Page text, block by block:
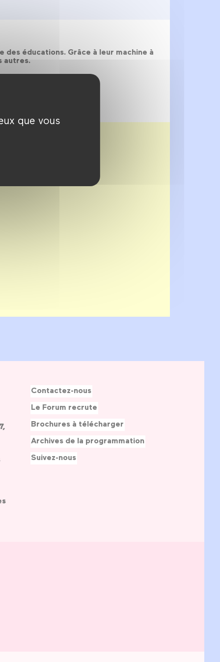
que vous
des éducations. Grâce à leur machine à
autres.
Contactez-nous
Le Forum recrute
Brochures à télécharger
Archives de la programmation
Suivez-nous